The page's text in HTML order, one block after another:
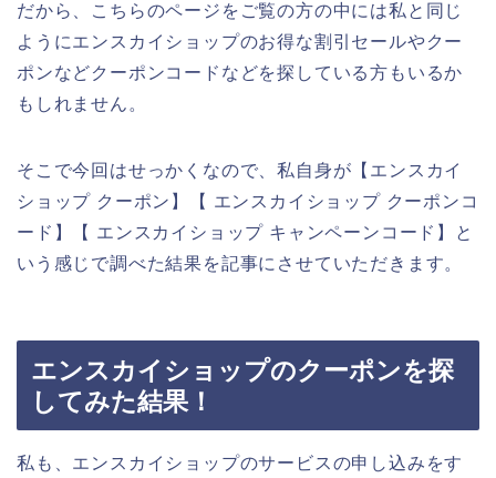
だから、こちらのページをご覧の方の中には私と同じ
ようにエンスカイショップのお得な割引セールやクー
ポンなどクーポンコードなどを探している方もいるか
もしれません。
そこで今回はせっかくなので、私自身が【エンスカイ
ショップ クーポン】【 エンスカイショップ クーポンコ
ード】【 エンスカイショップ キャンペーンコード】と
いう感じで調べた結果を記事にさせていただきます。
エンスカイショップのクーポンを探
してみた結果！
私も、エンスカイショップのサービスの申し込みをす